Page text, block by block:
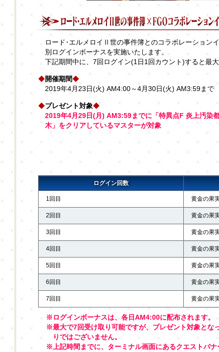
ロード･エルメロイⅡ世の事件簿とのコラボレーション
別ログインボーナスを実施いたします。
下記期間中に、7回ログイン(1日1回カウント)すると最
◆開催期間◆
2019年4月23日(火) AM4:00～4月30日(火) AM3:59まで
◆プレゼント対象◆
2019年4月29日(月) AM3:59までに「特異点F 炎上汚染
木」をクリアしているマスターが対象
ログイン回数
1回目 黄金の果
2回目 黄金の果
3回目 黄金の果
4回目 黄金の果
5回目 黄金の果
6回目 黄金の果
7回目 黄金の果
※ログインボーナスは、各日AM4:00に配布されます。
※最大で7回受け取り可能ですが、プレゼント対象とな
りではございません。
※上記時間までに、ターミナル画面にあるクエストバ